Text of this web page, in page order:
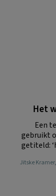
Het
Een
gebruikt
getiteld:
Jitske Kramer